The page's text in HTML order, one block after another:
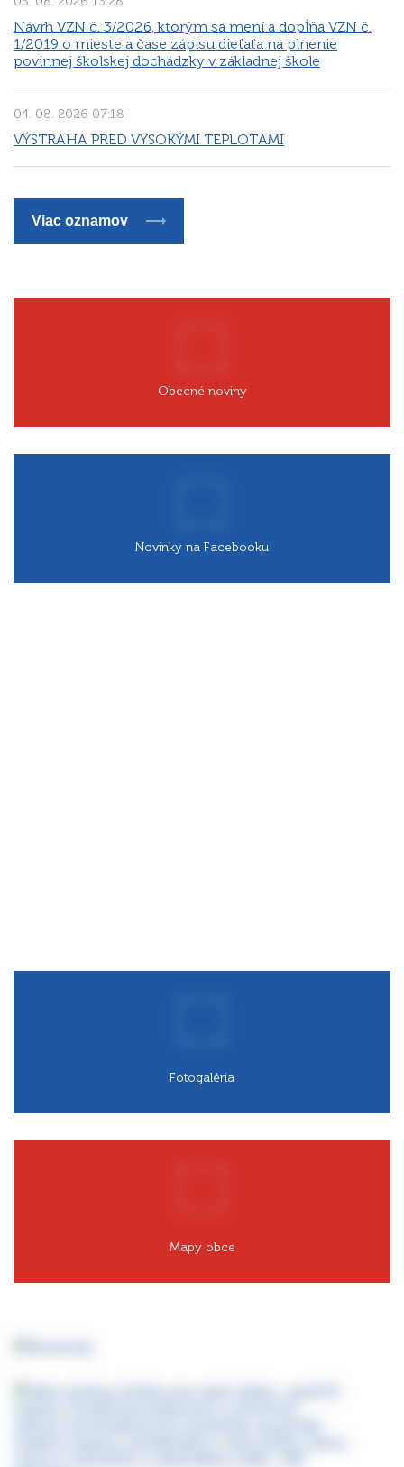
Návrh VZN č. 3/2026, ktorým sa mení a dopĺňa VZN č.
1/2019 o mieste a čase zápisu dieťaťa na plnenie
povinnej školskej dochádzky v základnej škole
04. 08. 2026 07:18
VÝSTRAHA PRED VYSOKÝMI TEPLOTAMI
Viac oznamov
Obecné noviny
Novinky na Facebooku
Fotogaléria
Mapy obce